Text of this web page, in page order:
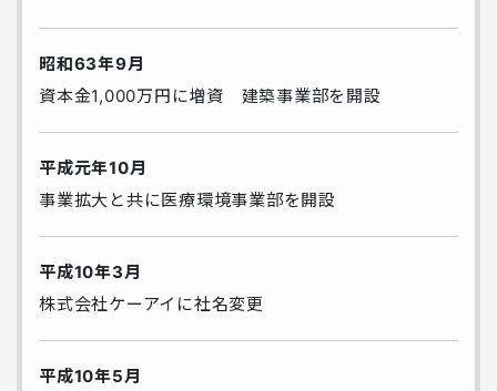
昭和63年9月
資本金1,000万円に増資 建築事業部を開設
平成元年10月
事業拡大と共に医療環境事業部を開設
平成10年3月
株式会社ケーアイに社名変更
平成10年5月